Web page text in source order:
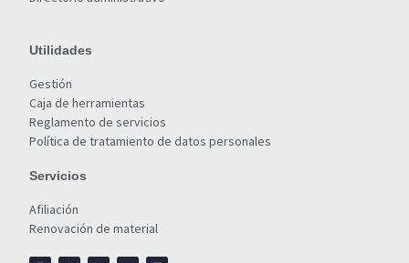
Utilidades
Gestión
Caja de herramientas
Reglamento de servicios
Política de tratamiento de datos personales
Servicios
Afiliación
Renovación de material